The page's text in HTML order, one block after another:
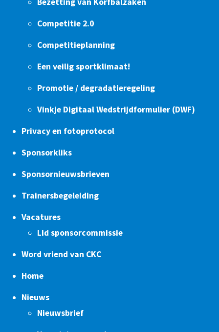
Competitie 2.0
Competitieplanning
Een veilig sportklimaat!
Promotie / degradatieregeling
Vinkje Digitaal Wedstrijdformulier (DWF)
Privacy en fotoprotocol
Sponsorkliks
Sponsornieuwsbrieven
Trainersbegeleiding
Vacatures
Lid sponsorcommissie
Word vriend van CKC
Home
Nieuws
Nieuwsbrief